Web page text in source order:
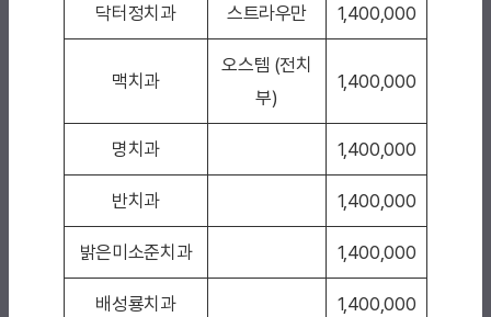
닥터정치과 스트라우만 1,400,000
맥치과
오스템 (전치
부)
1,400,000
명치과 1,400,000
반치과 1,400,000
밝은미소준치과 1,400,000
배성룡치과 1,400,000